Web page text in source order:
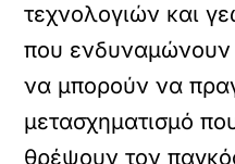
τεχνολογιών και
που ενδυναμώνουν
να μπορούν να
μετασχηματισμό
θρέψουν τον